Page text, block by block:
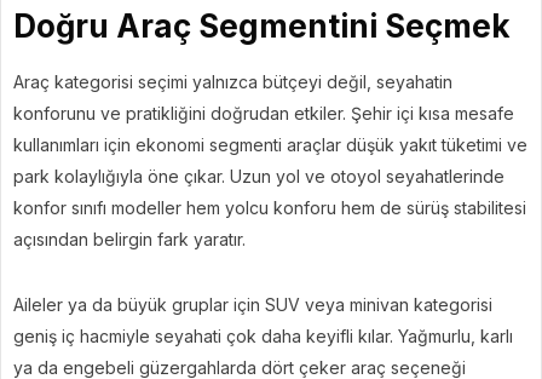
Doğru Araç Segmentini Seçmek
Araç kategorisi seçimi yalnızca bütçeyi değil, seyahatin
konforunu ve pratikliğini doğrudan etkiler. Şehir içi kısa mesafe
kullanımları için ekonomi segmenti araçlar düşük yakıt tüketimi ve
park kolaylığıyla öne çıkar. Uzun yol ve otoyol seyahatlerinde
konfor sınıfı modeller hem yolcu konforu hem de sürüş stabilitesi
açısından belirgin fark yaratır.
Aileler ya da büyük gruplar için SUV veya minivan kategorisi
geniş iç hacmiyle seyahati çok daha keyifli kılar. Yağmurlu, karlı
ya da engebeli güzergahlarda dört çeker araç seçeneği